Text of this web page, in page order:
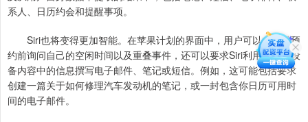
系人、日历约会和提醒事项。
Siri也将变得更加智能。在苹果计划的界面中，用户可以在安排预
约前询问自己的空闲时间以及重叠事件，还可以要求Siri利用网络和设
备内容中的信息撰写电子邮件、笔记或短信。例如，这可能包括要求
创建一篇关于如何修理汽车发动机的笔记，或一封包含你日历可用时
间的电子邮件。